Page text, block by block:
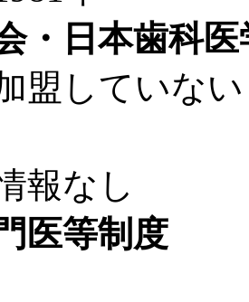
・日本歯科
ていない
し
医等制度